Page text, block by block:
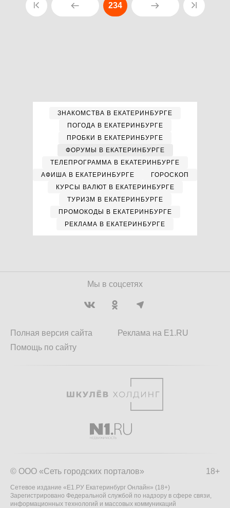
234
ЗНАКОМСТВА В ЕКАТЕРИНБУРГЕ
ПОГОДА В ЕКАТЕРИНБУРГЕ
ПРОБКИ В ЕКАТЕРИНБУРГЕ
ФОРУМЫ В ЕКАТЕРИНБУРГЕ
ТЕЛЕПРОГРАММА В ЕКАТЕРИНБУРГЕ
АФИША В ЕКАТЕРИНБУРГЕ
ГОРОСКОП
КУРСЫ ВАЛЮТ В ЕКАТЕРИНБУРГЕ
ТУРИЗМ В ЕКАТЕРИНБУРГЕ
ПРОМОКОДЫ В ЕКАТЕРИНБУРГЕ
РЕКЛАМА В ЕКАТЕРИНБУРГЕ
Мы в соцсетях
Полная версия сайта
Помощь по сайту
Реклама на E1.RU
18+
© ООО «Сеть городских порталов»
Сетевое издание «Е1.РУ Екатеринбург Онлайн» (18+)
Зарегистрировано Федеральной службой по надзору в сфере связи,
информационных технологий и массовых коммуникаций